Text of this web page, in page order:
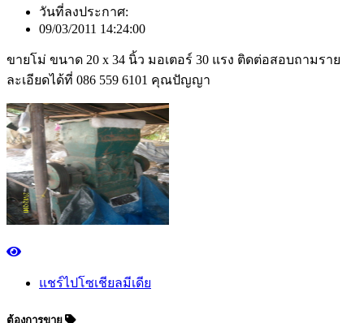
วันที่ลงประกาศ:
09/03/2011 14:24:00
ขายโม่ ขนาด 20 x 34 นิ้ว มอเตอร์ 30 แรง ติดต่อสอบถามราย
ละเอียดได้ที่ 086 559 6101 คุณปัญญา
แชร์ไปโซเชียลมีเดีย
ต้องการขาย